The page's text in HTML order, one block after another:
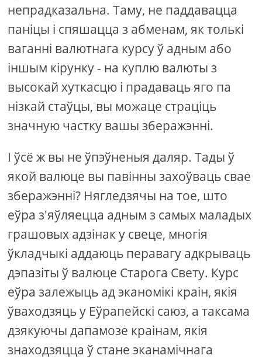
непрадказальна. Таму, не паддавацца
паніцы і спяшацца з абменам, як толькі
ваганні валютнага курсу ў адным або
іншым кірунку - на куплю валюты з
высокай хуткасцю і прадаваць яго па
нізкай стаўцы, вы можаце страціць
значную частку вашы зберажэнні.
І ўсё ж вы не ўпэўненыя даляр. Тады ў
якой валюце вы павінны захоўваць свае
зберажэнні? Нягледзячы на ​​тое, што
еўра з'яўляецца адным з самых маладых
грашовых адзінак у свеце, многія
ўкладчыкі аддаюць перавагу адкрываць
дэпазіты ў валюце Старога Свету. Курс
еўра залежыць ад эканомікі краін, якія
ўваходзяць у Еўрапейскі саюз, а таксама
дзякуючы дапамозе краінам, якія
знаходзяцца ў стане эканамічнага